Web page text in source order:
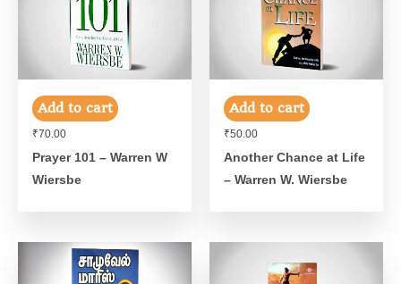
Add to cart
₹70.00
Prayer 101 – Warren W
Wiersbe
Add to cart
₹50.00
Another Chance at Life
– Warren W. Wiersbe